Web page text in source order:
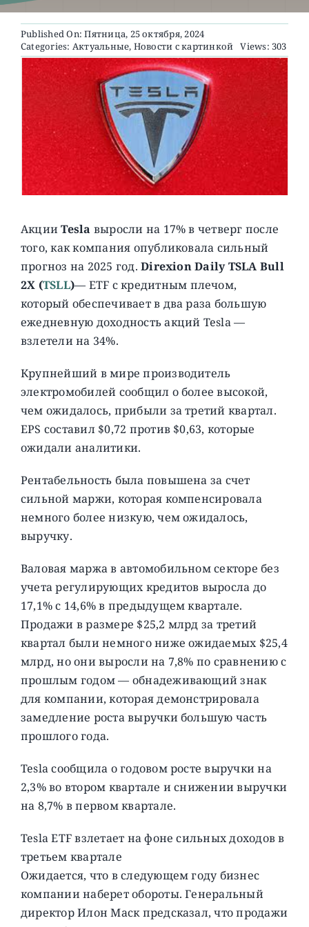
О ПРОЕКТЕ
Published On: Пятница, 25 октября, 2024
Categories: Актуальные, Новости с картинкой Views: 303
АкцииTesla выросли на 17% в четверг после
того, как компания опубликовала сильный
прогноз на 2025 год.Direxion Daily TSLA Bull
2X (TSLL)— ETF с кредитным плечом,
который обеспечивает в два раза большую
ежедневную доходность акций Tesla —
взлетели на 34%.
Крупнейший в мире производитель
электромобилей сообщил о более высокой,
чем ожидалось, прибыли за третий квартал.
EPS составил $0,72 против $0,63, которые
ожидали аналитики.
Рентабельность была повышена за счет
сильной маржи, которая компенсировала
немного более низкую, чем ожидалось,
выручку.
Валовая маржа в автомобильном секторе без
учета регулирующих кредитов выросла до
17,1% с 14,6% в предыдущем квартале.
Продажи в размере $25,2 млрд за третий
квартал были немного ниже ожидаемых $25,4
млрд, но они выросли на 7,8% по сравнению с
прошлым годом — обнадеживающий знак
для компании, которая демонстрировала
замедление роста выручки большую часть
прошлого года.
Tesla сообщила о годовом росте выручки на
2,3% во втором квартале и снижении выручки
на 8,7% в первом квартале.
Tesla ETF взлетает на фоне сильных доходов в
третьем квартале
Ожидается, что в следующем году бизнес
компании наберет обороты. Генеральный
директор Илон Маск предсказал, что продажи